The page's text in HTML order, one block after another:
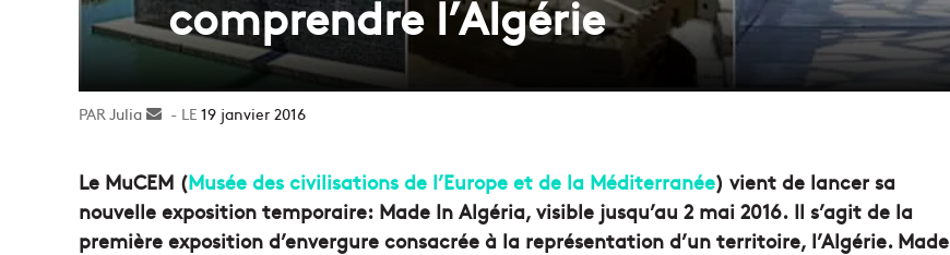
comprendre l’Algérie
Julia
Envoyer19 janvier 2016
Le MuCEM (Musée des civilisations de l’Europe et de la Méditerranée) vient de lancer sa
nouvelle exposition temporaire: Made In Algéria, visible jusqu’au 2 mai 2016. Il s’agit de la
première exposition d’envergure consacrée à la représentation d’un territoire, l’Algérie. Made